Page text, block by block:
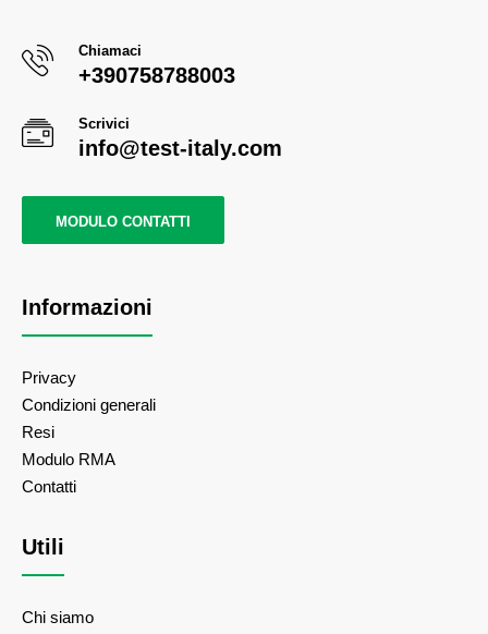
Chiamaci
+390758788003
Scrivici
info@test-italy.com
MODULO CONTATTI
Informazioni
Privacy
Condizioni generali
Resi
Modulo RMA
Contatti
Utili
Chi siamo